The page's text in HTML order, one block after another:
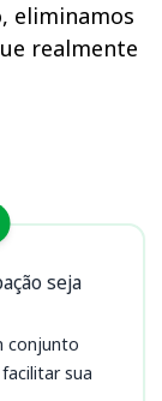
eliminamos
realmente
seja
conjunto
sua